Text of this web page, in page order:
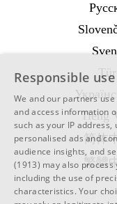
Tiếng
简体
繁體
Responsible
We and our partners
and access information
such as your IP
personalised ads and
audience insights, and
(1913) may also
including the use of
characteristics. Your